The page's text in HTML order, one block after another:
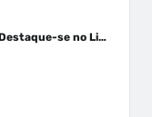
Autoridade Digital - Destaque-se no Linkedin